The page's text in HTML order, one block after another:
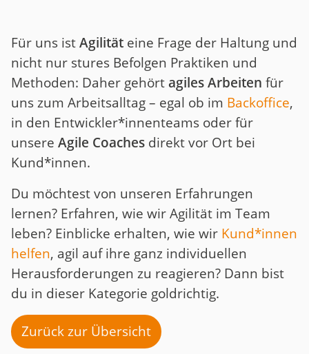
Für uns istAgilität eine Frage der Haltung und
nicht nur stures Befolgen Praktiken und
Methoden: Daher gehörtagiles Arbeiten für
uns zum Arbeitsalltag – egal ob im Backoffice,
in den Entwickler*innenteams oder für
unsere Agile Coaches direkt vor Ort bei
Kund*innen.
Du möchtest von unseren Erfahrungen
lernen? Erfahren, wie wir Agilität im Team
leben? Einblicke erhalten, wie wir Kund*innen
helfen, agil auf ihre ganz individuellen
Herausforderungen zu reagieren? Dann bist
du in dieser Kategorie goldrichtig.
Zurück zur Übersicht